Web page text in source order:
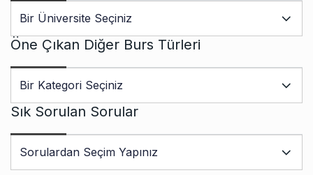
Öne Çıkan Diğer Burs Türleri
Sık Sorulan Sorular